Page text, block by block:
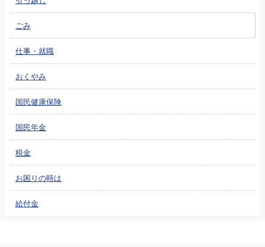
ごみ
仕事・就職
おくやみ
国民健康保険
国民年金
税金
お困りの時は
給付金